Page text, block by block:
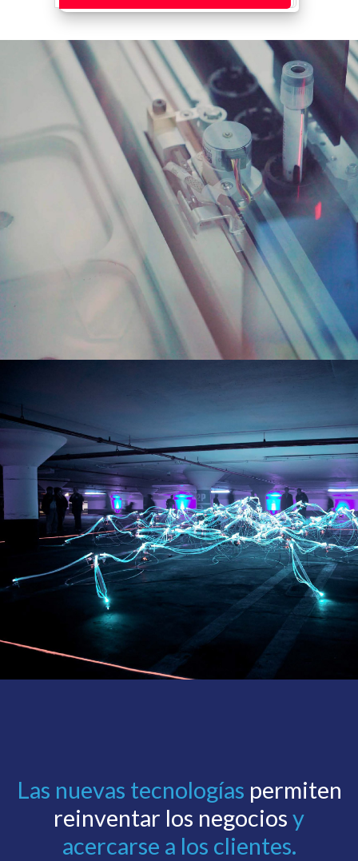
Las nuevas tecnologías permiten
reinventar los negocios y
acercarse a los clientes.